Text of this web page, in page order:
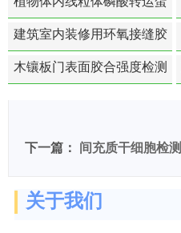
白活性检测
建筑室内装修用环氧接缝胶
苯含量检测
木镶板门表面胶合强度检测
下一篇： 间充质干细胞检测
关于我们